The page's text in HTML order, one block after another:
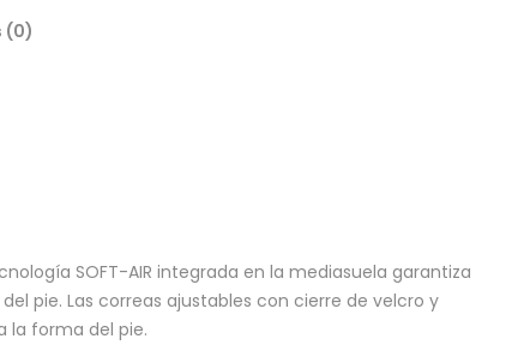
(0)
SOFT-AIR integrada en la mediasuela garantiza
pie. Las correas ajustables con cierre de velcro y
la forma del pie.